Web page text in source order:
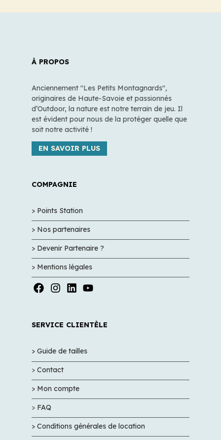
À PROPOS
Anciennement "Les Petits Montagnards",
originaires de Haute-Savoie et passionnés
d’Outdoor, la nature est notre terrain de jeu. Il
est évident pour nous de la protéger quelle que
soit notre activité !
EN SAVOIR PLUS
COMPAGNIE
> Points Station
> Nos partenaires
> Devenir Partenaire ?
> Mentions légales
SERVICE CLIENTÈLE
> Guide de tailles
> Contact
> Mon compte
> FAQ
> Conditions générales de location